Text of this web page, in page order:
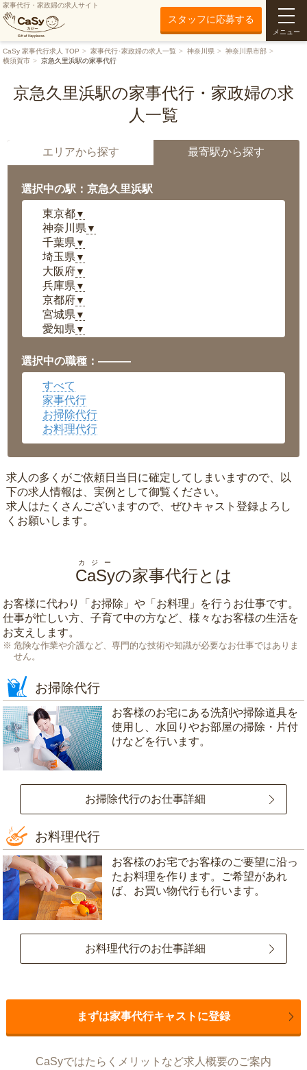
家事代行・家政婦の求人サイト
スタッフに応募する
メニュー
CaSy 家事代行求人 TOP 家事代行･家政婦の求人一覧 神奈川県
神奈川県市部
横須賀市
京急久里浜駅の家事代行
京急久里浜駅の家事代行・家政婦の求
人一覧
エリアから探す 最寄駅から探す
選択中の駅：京急久里浜駅
東京都▼
神奈川県 ▼
千葉県 ▼
埼玉県 ▼
大阪府▼
兵庫県 ▼
京都府▼
宮城県 ▼
愛知県 ▼
岡山県▼
広島県▼
沖縄県
選択中の職種：———
すべて
家事代行
お掃除代行
お料理代行
求人の多くがご依頼日当日に確定してしまいますので、以
下の求人情報は、実例として御覧ください。
求人はたくさんございますので、ぜひキャスト登録よろし
くお願いします。
CaSy
カジー
の家事代行とは
お客様に代わり「 お掃除 」や「 お料理 」を行うお仕事です。
仕事が忙しい方、子育て中の方など、様々なお客様の生活を
お支えします。
危険な作業や介護など、専門的な技術や知識が必要なお仕事ではありま
せん。
お掃除代行
お客様のお宅にある洗剤や掃除道具を
使用し、水回りやお部屋の掃除・片付
けなどを行います。
お掃除代行のお仕事詳細
お料理代行
お客様のお宅でお客様のご要望に沿っ
たお料理を作ります。ご希望があれ
ば、お買い物代行も行います。
お料理代行のお仕事詳細
まずは家事代行キャストに登録
CaSyではたらくメリットなど求人概要のご案内